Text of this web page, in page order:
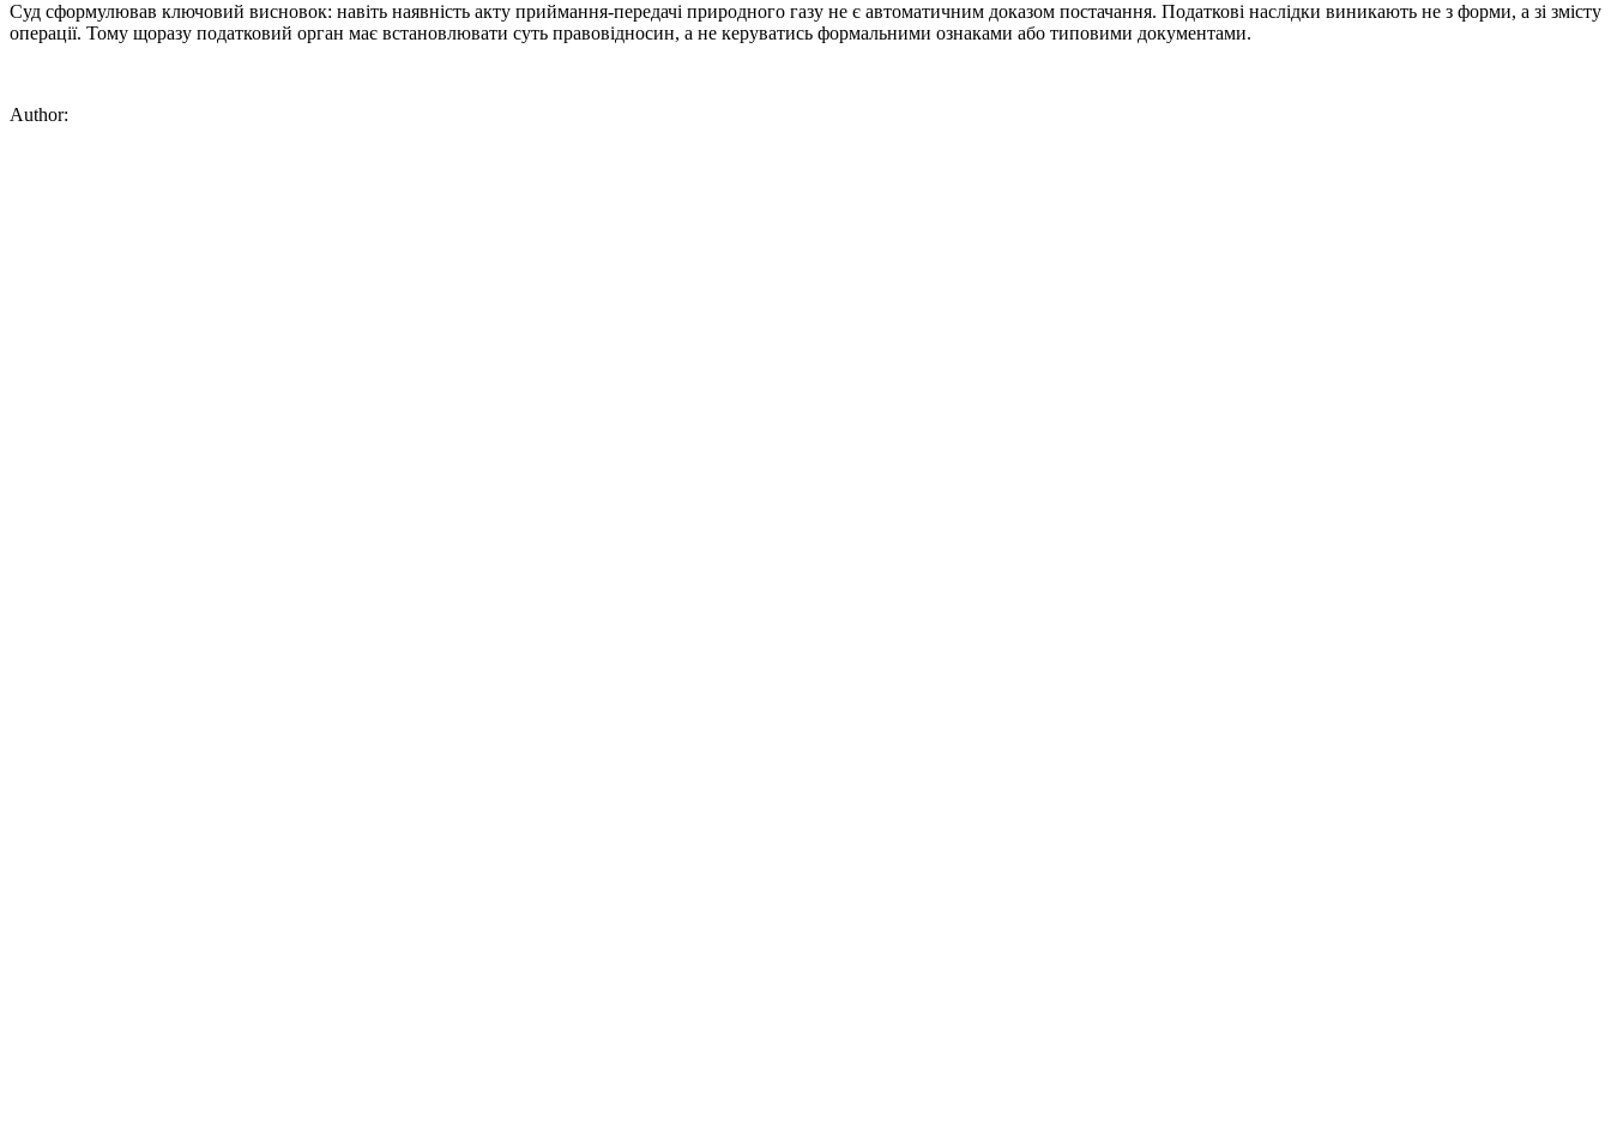
Суд сформулював ключовий висновок: навіть наявність акту приймання-передачі природного газу не є автоматичним доказом постачання. Податкові наслідки виникають не з форми, а зі змісту
операції. Тому щоразу податковий орган має встановлювати суть правовідносин, а не керуватись формальними ознаками або типовими документами.
Author: